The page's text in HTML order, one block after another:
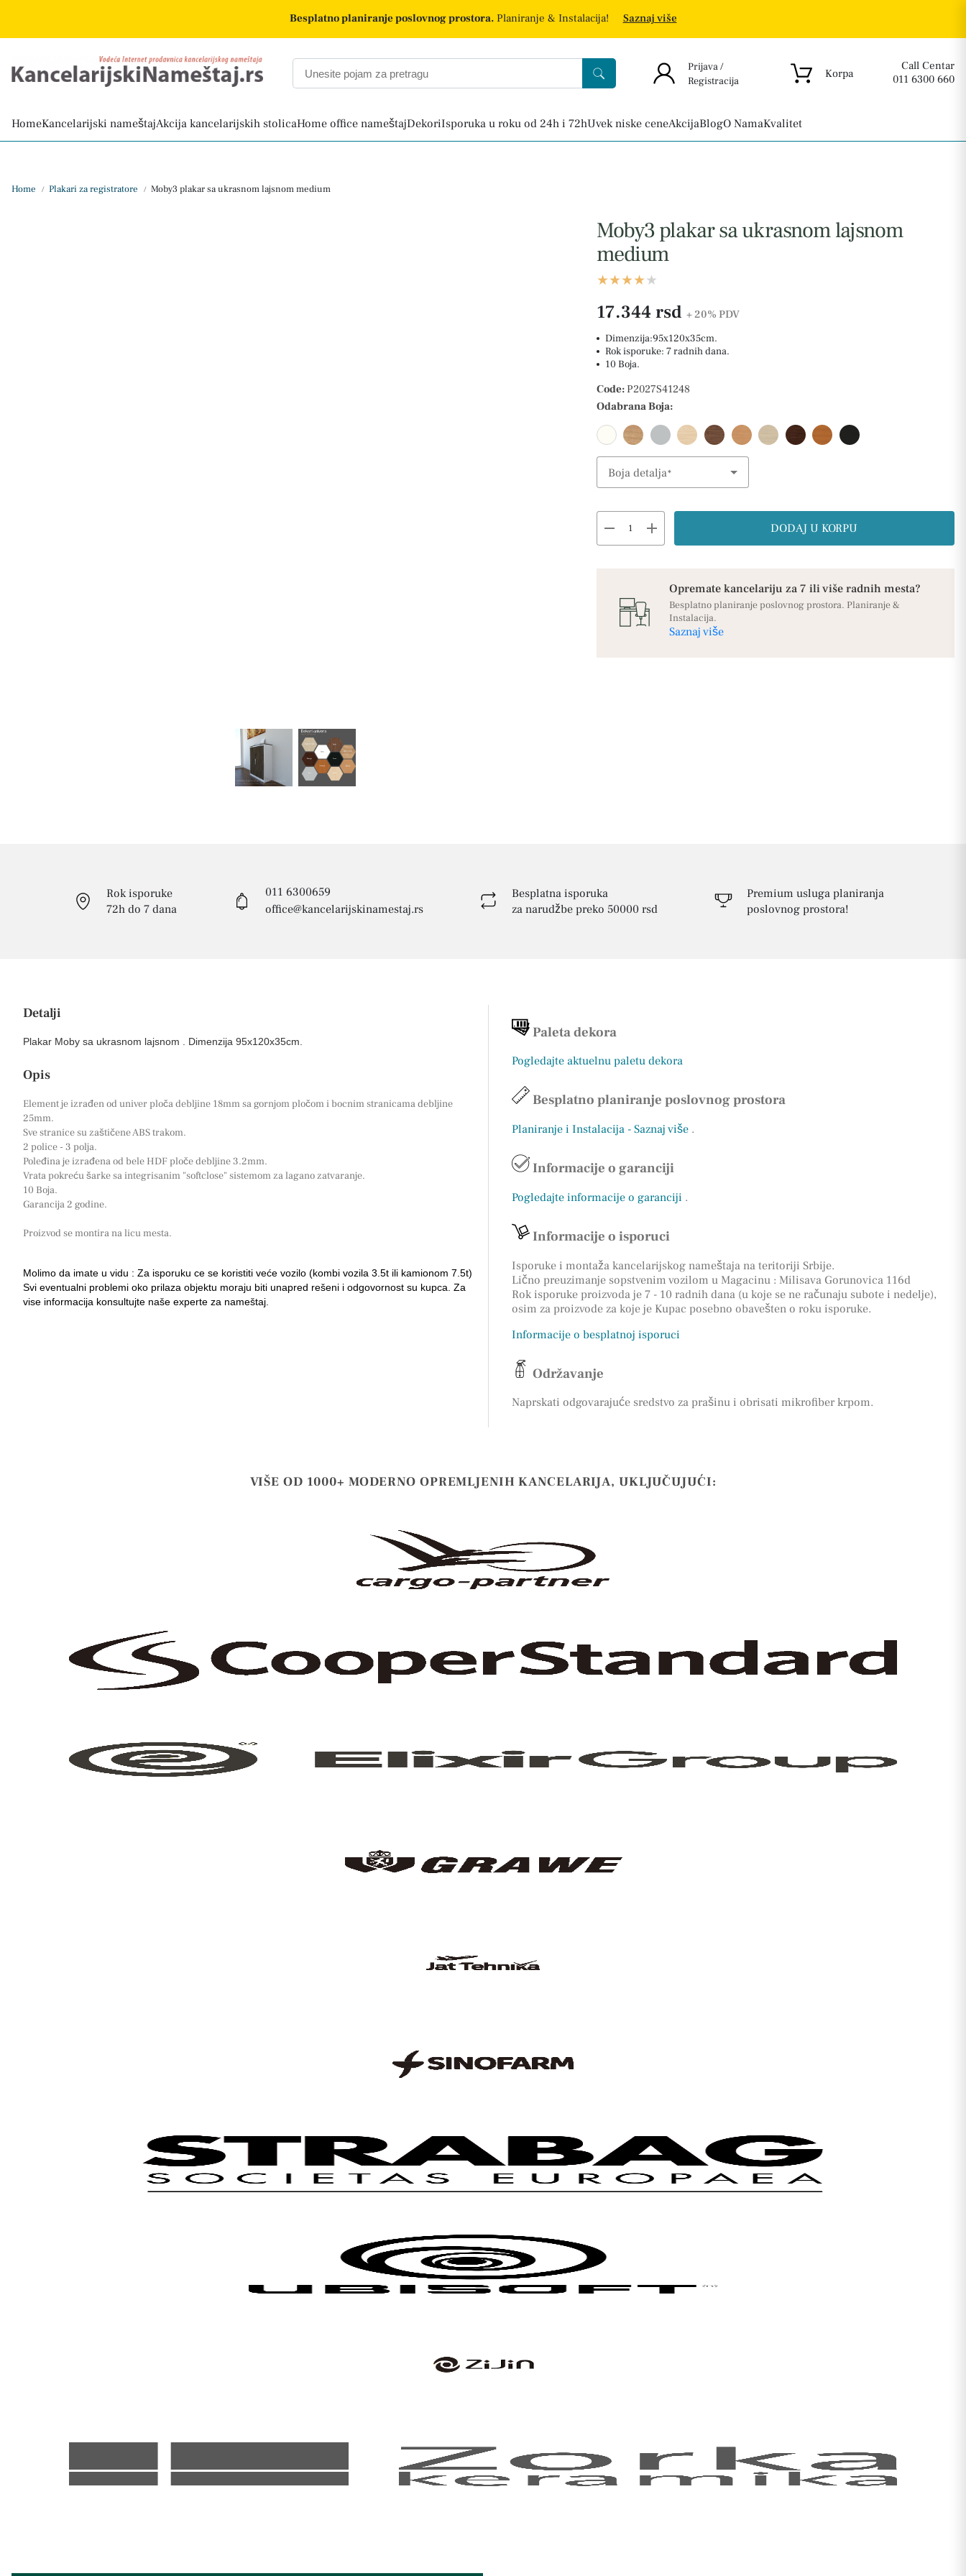
Besplatno planiranje poslovnog prostora.Planiranje & Instalacija! Saznaj više
Prijava /
Registracija
Korpa
Call Centar
011 6300 660
HomeKancelarijski nameštajAkcija kancelarijskih stolicaHome office nameštajDekoriIsporuka u roku od 24h i 72hUvek niske ceneAkcijaBlogO NamaKvalitet
Home / Plakari za registratore / Moby3 plakar sa ukrasnom lajsnom medium
Moby3 plakar sa ukrasnom lajsnom
medium
17.344 rsd + 20% PDV
Dimenzija:95x120x35cm.
Rok isporuke: 7 radnih dana.
10 Boja.
Code: P2027S41248
Odabrana Boja:
Boja detalja
Select Option
remove add DODAJ U KORPU
Opremate kancelariju za 7 ili više radnih mesta?
Besplatno planiranje poslovnog prostora. Planiranje &
Instalacija.
Saznaj više
Rok isporuke
72h do 7 dana
011 6300659
office@kancelarijskinamestaj.rs
Besplatna isporuka
za narudžbe preko 50000 rsd
Premium usluga planiranja
poslovnog prostora!
Detalji
Plakar Moby sa ukrasnom lajsnom . Dimenzija 95x120x35cm.
Opis
Element je izrađen od univer ploča debljine 18mm sa gornjom pločom i bocnim stranicama debljine
25mm.
Sve stranice su zaštičene ABS trakom.
2 police - 3 polja.
Poleđina je izrađena od bele HDF ploče debljine 3.2mm.
Vrata pokreću šarke sa integrisanim "softclose" sistemom za lagano zatvaranje.
10 Boja.
Garancija 2 godine.
Proizvod se montira na licu mesta.
Molimo da imate u vidu : Za isporuku ce se koristiti veće vozilo (kombi vozila 3.5t ili kamionom 7.5t)
Svi eventualni problemi oko prilaza objektu moraju biti unapred rešeni i odgovornost su kupca. Za
vise informacija konsultujte naše experte za nameštaj.
Paleta dekora
Pogledajte aktuelnu paletu dekora
Besplatno planiranje poslovnog prostora
Planiranje i Instalacija - Saznaj više .
Informacije o garanciji
Pogledajte informacije o garanciji .
Informacije o isporuci
Isporuke i montaža kancelarijskog nameštaja na teritoriji Srbije.
Lično preuzimanje sopstvenim vozilom u Magacinu : Milisava Gorunovica 116d
Rok isporuke proizvoda je 7 - 10 radnih dana (u koje se ne računaju subote i nedelje),
osim za proizvode za koje je Kupac posebno obavešten o roku isporuke.
Informacije o besplatnoj isporuci
Održavanje
Naprskati odgovarajuće sredstvo za prašinu i obrisati mikrofiber krpom.
VIŠE OD 1000+ MODERNO OPREMLJENIH KANCELARIJA, UKLJUČUJUĆI: